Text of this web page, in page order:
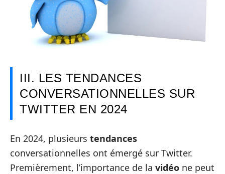
III. LES TENDANCES
CONVERSATIONNELLES SUR
TWITTER EN 2024
En 2024, plusieurs tendances
conversationnelles ont émergé sur Twitter.
Premièrement, l’importance de la vidéo ne peut